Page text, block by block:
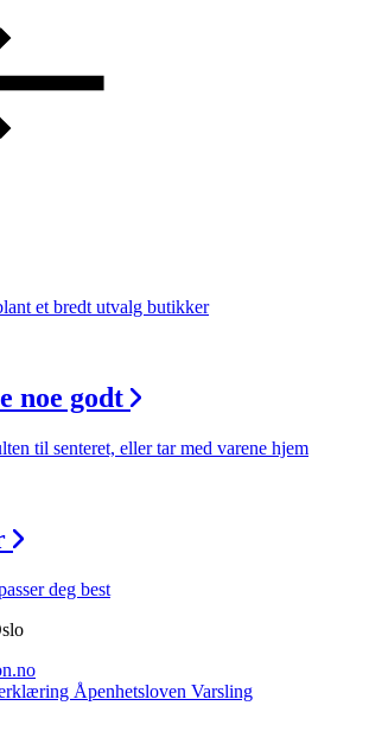
et bredt utvalg butikker
noe godt
til senteret, eller tar med varene hjem
deg best
Åpenhetsloven Varsling